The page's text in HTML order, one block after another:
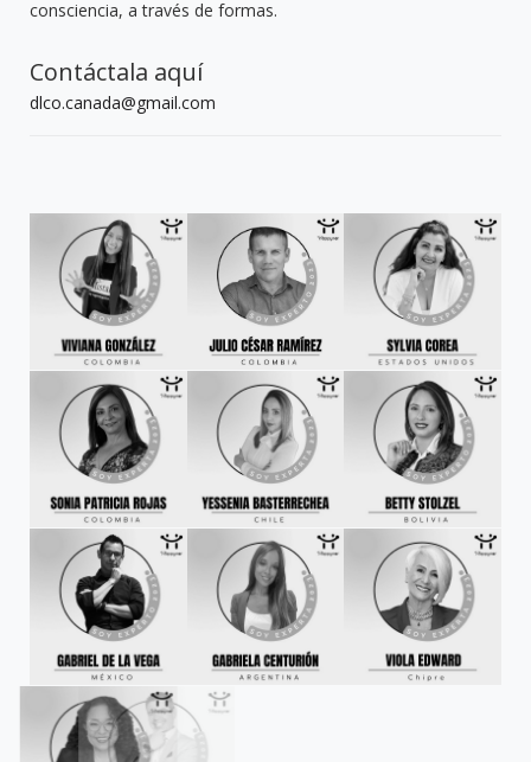
consciencia, a través de formas.
Contáctala aquí
dlco.canada@gmail.com